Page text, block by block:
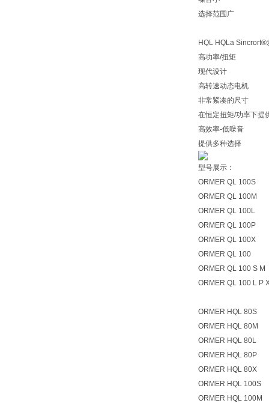
选择范围广
HQL HQLa Sincrort®
高功率/扭矩
现代设计
高转速动态电机
非常紧凑的尺寸
在恒定扭矩/功率下提
高效率-低噪音
提供多种选择
型号展示：
ORMER QL 100S
ORMER QL 100M
ORMER QL 100L
ORMER QL 100P
ORMER QL 100X
ORMER QL 100
ORMER QL 100 S M
ORMER QL 100 L P
ORMER HQL 80S
ORMER HQL 80M
ORMER HQL 80L
ORMER HQL 80P
ORMER HQL 80X
ORMER HQL 100S
ORMER HQL 100M